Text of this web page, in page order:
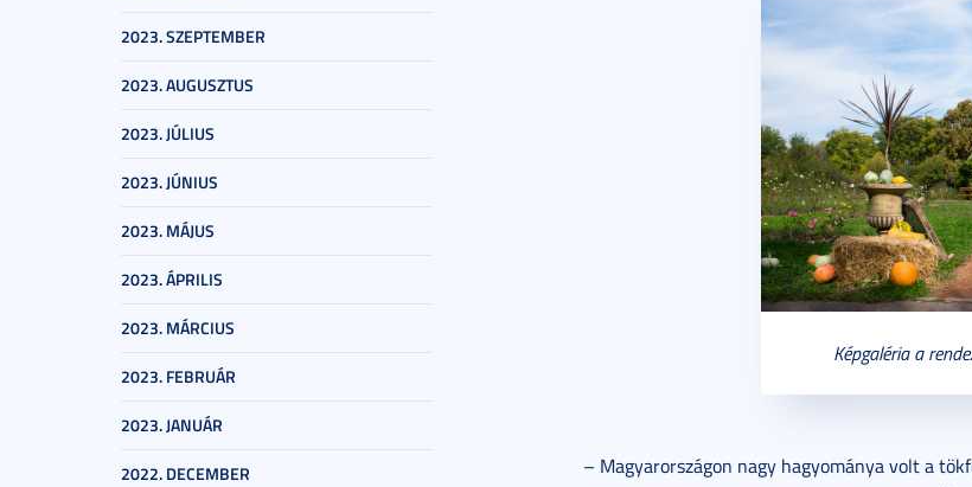
2023. SZEPTEMBER
2023. AUGUSZTUS
2023. JÚLIUS
2023. JÚNIUS
2023. MÁJUS
2023. ÁPRILIS
2023. MÁRCIUS
2023. FEBRUÁR
2023. JANUÁR
2022. DECEMBER
Képgaléria a
– Magyarországon nagy hagyománya volt a